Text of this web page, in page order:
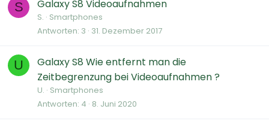
S Galaxy S8 Videoaufnahmen
S. Smartphones
Antworten 3 31. Dezember 2017
U
Galaxy S8 Wie entfernt man die
Zeitbegrenzung bei Videoaufnahmen ?
U. Smartphones
Antworten 4 8. Juni 2020